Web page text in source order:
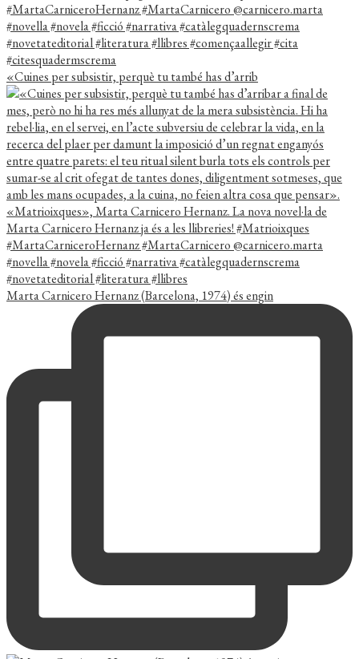
«Cuines per subsistir, perquè tu també has d’arrib
Marta Carnicero Hernanz (Barcelona, 1974) és engin